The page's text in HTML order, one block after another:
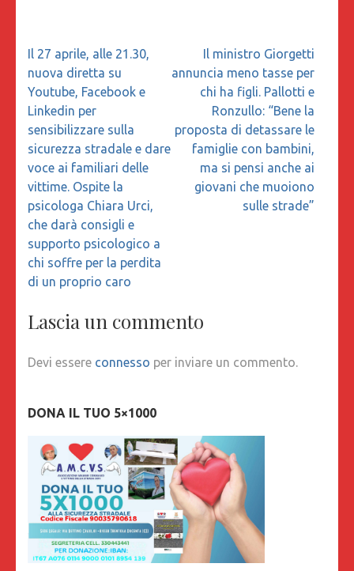
Navigazione
articoli
Il 27 aprile, alle 21.30,
nuova diretta su
Youtube, Facebook e
Linkedin per
sensibilizzare sulla
sicurezza stradale e dare
voce ai familiari delle
vittime. Ospite la
psicologa Chiara Urci,
che darà consigli e
supporto psicologico a
chi soffre per la perdita
di un proprio caro
Il ministro Giorgetti
annuncia meno tasse per
chi ha figli. Pallotti e
Ronzullo: “Bene la
proposta di detassare le
famiglie con bambini,
ma si pensi anche ai
giovani che muoiono
sulle strade”
Lascia un commento
Devi essere connesso per inviare un commento.
DONA IL TUO 5×1000